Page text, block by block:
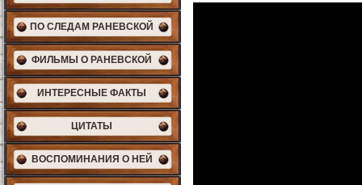
ПО СЛЕДАМ РАНЕВСКОЙ
ФИЛЬМЫ О РАНЕВСКОЙ
ИНТЕРЕСНЫЕ ФАКТЫ
ЦИТАТЫ
ВОСПОМИНАНИЯ О НЕЙ